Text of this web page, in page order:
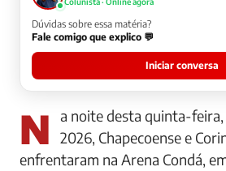
Dúvidas sobre essa matéria?
Fale comigo que explico 💬
Iniciar conversa
Na noite desta quinta-feira, 19 de março de
2026, Chapecoense e
enfrentaram na Arena Condá,